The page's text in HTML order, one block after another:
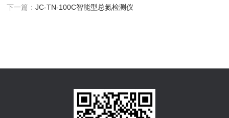
下一篇：JC-TN-100C智能型总氮检测仪